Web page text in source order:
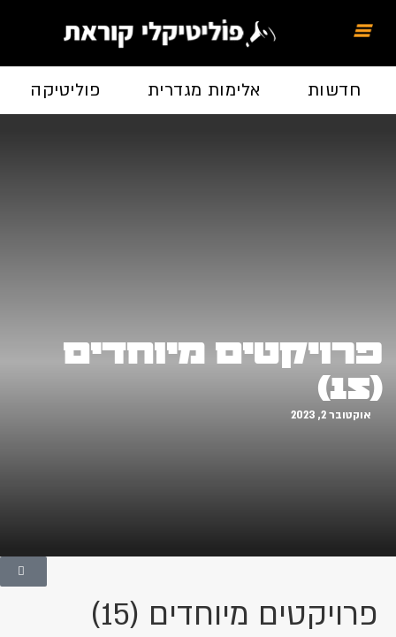
חדשות אלימות מגדרית פוליטיקה
פרויקטים מיוחדים
(15)
אוקטובר 2, 2023
פרויקטים מיוחדים (15)